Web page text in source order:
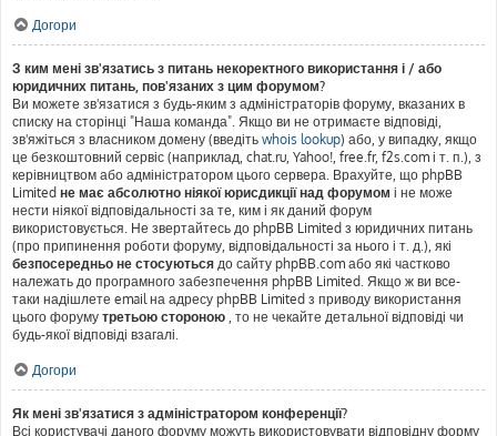
Догори
З ким мені зв'язатись з питань некоректного використання і / або
юридичних питань, пов'язаних з цим форумом?
Ви можете зв'язатися з будь-яким з адміністраторів форуму, вказаних в
списку на сторінці "Наша команда". Якщо ви не отримаєте відповіді,
зв'яжіться з власником домену (введіть whois lookup) або, у випадку, якщо
це безкоштовний сервіс (наприклад, chat.ru, Yahoo!, free.fr, f2s.com і т. п.), з
керівництвом або адміністратором цього сервера. Врахуйте, що phpBB
Limited не має абсолютно ніякої юрисдикції над форумом і не може
нести ніякої відповідальності за те, ким і як даний форум
використовується. Не звертайтесь до phpBB Limited з юридичних питань
(про припинення роботи форуму, відповідальності за нього і т. д.), які
безпосередньо не стосуються до сайту phpBB.com або які частково
належать до програмного забезпечення phpBB Limited. Якщо ж ви все-
таки надішлете email на адресу phpBB Limited з приводу використання
цього форуму третьою стороною , то не чекайте детальної відповіді чи
будь-якої відповіді взагалі.
Догори
Як мені зв'язатися з адміністратором конференції?
Всі користувачі даного форуму можуть використовувати відповідну форму